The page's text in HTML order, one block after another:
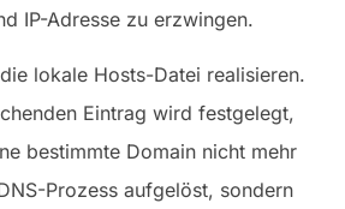
IP-Adresse zu erzwingen.
lokale Hosts-Datei realisieren.
Eintrag wird festgelegt,
bestimmte Domain nicht mehr
Prozess aufgelöst, sondern